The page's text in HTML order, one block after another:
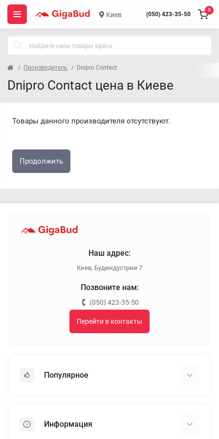
Киев (050) 423-35-50
0
Производитель Dnipro Contact
Dnipro Contact цена в Киеве
Товары данного производителя отсутствуют.
Продолжить
Наш адрес:
Киев, Будиндустрии 7
Позвоните нам:
(050) 423-35-50
Перейти в контакты
Популярное
Пенопласт
Информация